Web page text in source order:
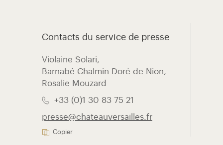
Contacts du service de presse
Violaine Solari, ​
Barnabé Chalmin Doré de Nion,
Rosalie Mouzard
+33 (0)1 30 83 75 21
presse@chateauversailles.fr
Copier